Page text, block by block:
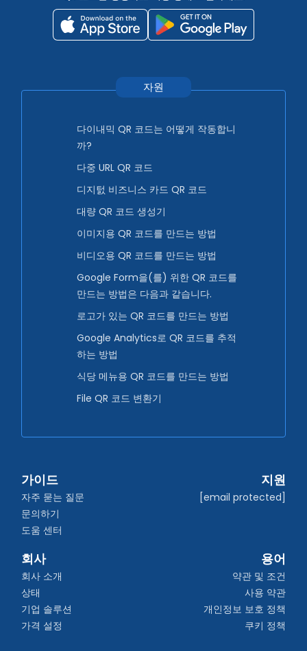
자원
다이내믹 QR 코드는 어떻게 작동합니
까?
다중 URL QR 코드
디지턼 비즈니스 카드 QR 코드
대량 QR 코드 생성기
이미지용 QR 코드를 만드는 방법
비디오용 QR 코드를 만드는 방법
Google Form을(를) 위한 QR 코드를
만드는 방법은 다음과 같습니다.
로고가 있는 QR 코드를 만드는 방법
Google Analytics로 QR 코드를 추적
하는 방법
식당 메뉴용 QR 코드를 만드는 방법
File QR 코드 변환기
가이드
자주 묻는 질문
문의하기
도움 센터
지원
[email protected]
회사
회사 소개
상태
기업 솔루션
가격 설정
용어
약관 및 조건
사용 약관
개인정보 보호 정책
쿠키 정책